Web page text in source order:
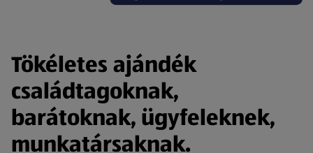
Tökéletes ajándék
családtagoknak,
barátoknak, ügyfeleknek,
munkatársaknak.